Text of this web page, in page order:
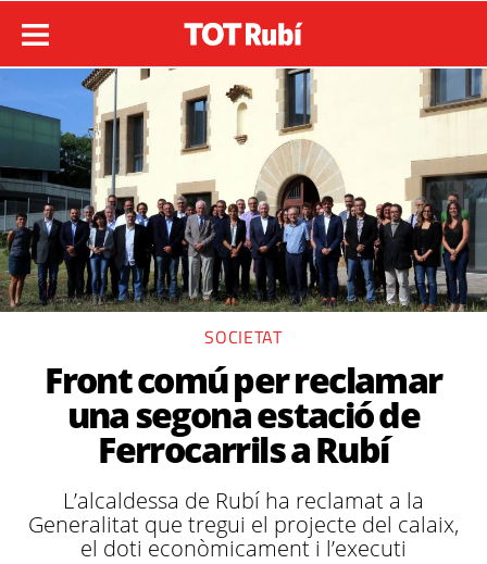
SOCIETAT
Front comú per reclamar
una segona estació de
Ferrocarrils a Rubí
L’alcaldessa de Rubí ha reclamat a la
Generalitat que tregui el projecte del calaix,
el doti econòmicament i l’executi